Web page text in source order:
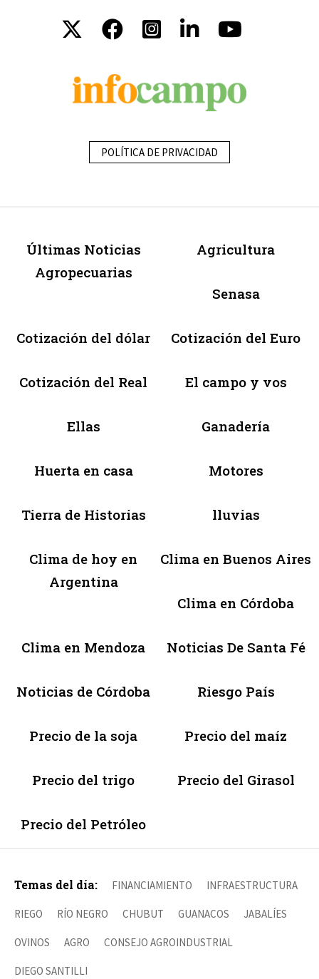
POLÍTICA DE PRIVACIDAD
Últimas Noticias
Agropecuarias
Agricultura
Senasa
Cotización del dólar Cotización del Euro
Cotización del Real El campo y vos
Ellas Ganadería
Huerta en casa Motores
Tierra de Historias lluvias
Clima de hoy en
Argentina
Clima en Buenos Aires
Clima en Córdoba
Clima en Mendoza Noticias De Santa Fé
Noticias de Córdoba Riesgo País
Precio de la soja Precio del maíz
Precio del trigo Precio del Girasol
Precio del Petróleo
Temas del día: FINANCIAMIENTO INFRAESTRUCTURA
RIEGO RÍO NEGRO CHUBUT GUANACOS JABALÍES
OVINOS AGRO CONSEJO AGROINDUSTRIAL
DIEGO SANTILLI